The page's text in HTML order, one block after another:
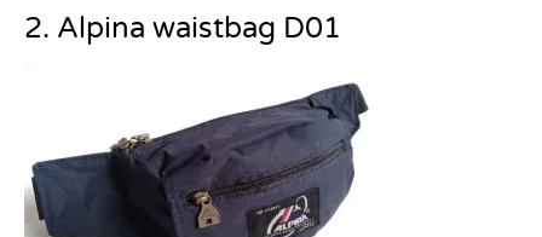
2. Alpina waistbag D01